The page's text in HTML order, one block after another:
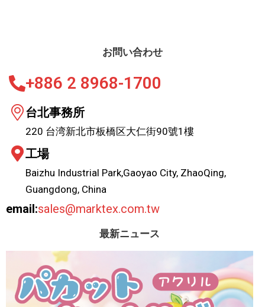
お問い合わせ
+886 2 8968-1700
台北事務所
220 台湾新北市板橋区大仁街90號1樓
工場
Baizhu Industrial Park,Gaoyao City, ZhaoQing,
Guangdong, China
email:sales@marktex.com.tw
最新ニュース